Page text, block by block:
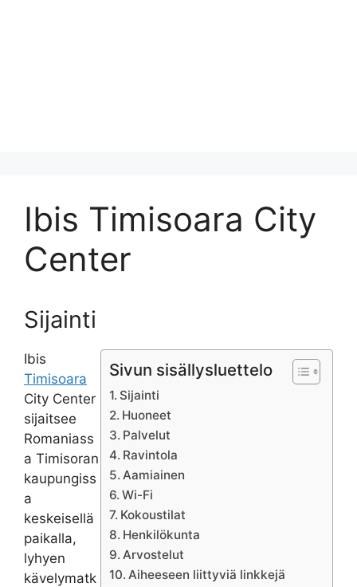
Ibis Timisoara City
Center
Sijainti
Sivun sisällysluettelo
Sijainti
Huoneet
Palvelut
Ravintola
Aamiainen
Wi-Fi
Kokoustilat
Henkilökunta
Arvostelut
Aiheeseen liittyviä linkkejä
Ibis
Timisoara
City Center
sijaitsee
Romaniass
a Timisoran
kaupungiss
a
keskeisellä
paikalla,
lyhyen
kävelymatk